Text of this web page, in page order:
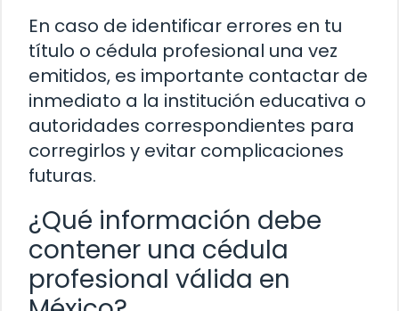
En caso de identificar errores en tu
título o cédula profesional una vez
emitidos, es importante contactar de
inmediato a la institución educativa o
autoridades correspondientes para
corregirlos y evitar complicaciones
futuras.
¿Qué información debe
contener una cédula
profesional válida en